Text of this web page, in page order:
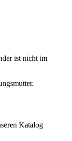
ist nicht im
Katalog